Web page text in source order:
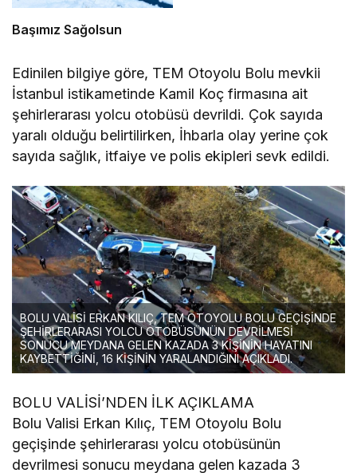
Başımız Sağolsun
Edinilen bilgiye göre, TEM Otoyolu Bolu mevkii
İstanbul istikametinde Kamil Koç firmasına ait
şehirlerarası yolcu otobüsü devrildi. Çok sayıda
yaralı olduğu belirtilirken, İhbarla olay yerine çok
sayıda sağlık, itfaiye ve polis ekipleri sevk edildi.
BOLU VALİSİ ERKAN KILIÇ, TEM OTOYOLU BOLU GEÇİŞİNDE
ŞEHİRLERARASI YOLCU OTOBÜSÜNÜN DEVRİLMESİ
SONUCU MEYDANA GELEN KAZADA 3 KİŞİNİN HAYATINI
KAYBETTİĞİNİ, 16 KİŞİNİN YARALANDIĞINI AÇIKLADI.
BOLU VALİSİ’NDEN İLK AÇIKLAMA
Bolu Valisi Erkan Kılıç, TEM Otoyolu Bolu
geçişinde şehirlerarası yolcu otobüsünün
devrilmesi sonucu meydana gelen kazada 3